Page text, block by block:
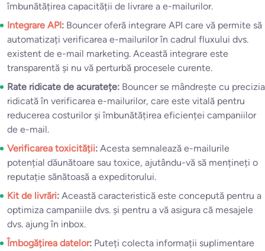
îmbunătățirea capacității de livrare a e-mailurilor.
Integrare API : Bouncer oferă integrare API care vă permite să
automatizați verificarea e-mailurilor în cadrul fluxului dvs.
existent de e-mail marketing. Această integrare este
transparentă și nu vă perturbă procesele curente.
Rate ridicate de acuratețe: Bouncer se mândrește cu precizia
ridicată în verificarea e-mailurilor, care este vitală pentru
reducerea costurilor și îmbunătățirea eficienței campaniilor
de e-mail.
Verificarea toxicității: Acesta semnalează e-mailurile
potențial dăunătoare sau toxice, ajutându-vă să mențineți o
reputație sănătoasă a expeditorului.
Kit de livrări: Această caracteristică este concepută pentru a
optimiza campaniile dvs. și pentru a vă asigura că mesajele
dvs. ajung în inbox.
Îmbogățirea datelor: Puteți colecta informații suplimentare